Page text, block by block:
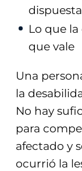
Lo que
que vale
Una
la
No hay
para
afectado y
ocurrió la